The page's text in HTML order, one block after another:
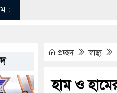
:
প্রচ্ছদ স্বাস্থ্য
হাম ও